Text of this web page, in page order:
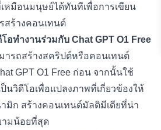
หมือนมนุษย์ได้ทันทีเพื่อการเขียน
สร้างคอนเทนต์
อทำงานร่วมกับ Chat GPT O1 Free
ารถสร้างสคริปต์หรือคอนเทนต์
GPT O1 Free ก่อน จากนั้นใช้
นวิดีโอเพื่อแปลงภาพที่เกี่ยวข้องให้
มิก สร้างคอนเทนต์มัลติมีเดียที่น่า
ามน้อยที่สุด